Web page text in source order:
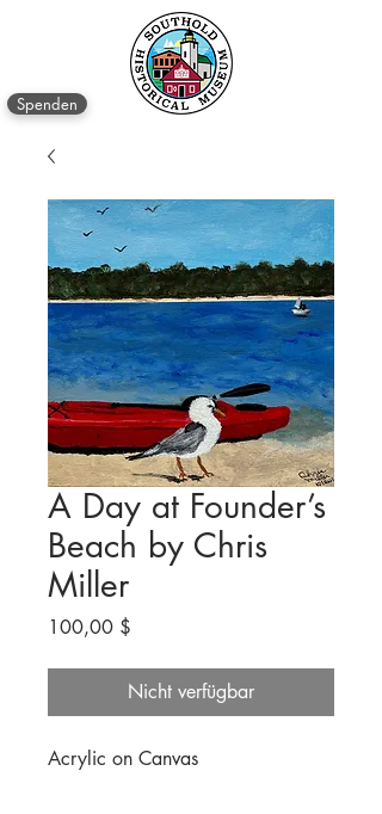
Spenden
A Day at Founder’s
Beach by Chris
Miller
100,00 $
Nicht verfügbar
Acrylic on Canvas